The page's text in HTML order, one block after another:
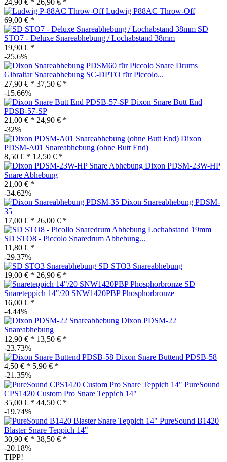
Ludwig P88AC Throw-Off
69,00 € *
SD
STO7 - Deluxe Snareabhebung / Lochabstand 38mm
19,90 € *
-25.6%
Gibraltar Snareabhebung SC-DPTO für Piccolo...
27,90 € * 37,50 € *
-15.66%
Dixon Snare Butt End
PDSB-57-SP
21,00 € * 24,90 € *
-32%
Dixon
PDSM-A01 Snareabhebung (ohne Butt End)
8,50 € * 12,50 € *
Dixon PDSM-23W-HP
Snare Abhebung
21,00 € *
-34.62%
Dixon Snareabhebung PDSM-
35
17,00 € * 26,00 € *
SD STO8 - Piccolo Snaredrum Abhebung...
11,80 € *
-29.37%
SD STO3 Snareabhebung
19,00 € * 26,90 € *
SD
Snareteppich 14"/20 SNW1420PBP Phosphorbronze
16,00 € *
-4.44%
Dixon PDSM-22
Snareabhebung
12,90 € * 13,50 € *
-23.73%
Dixon Snare Buttend PDSB-58
4,50 € * 5,90 € *
-21.35%
PureSound
CPS1420 Custom Pro Snare Teppich 14"
35,00 € * 44,50 € *
-19.74%
PureSound B1420
Blaster Snare Teppich 14"
30,90 € * 38,50 € *
-20.18%
TIPP!